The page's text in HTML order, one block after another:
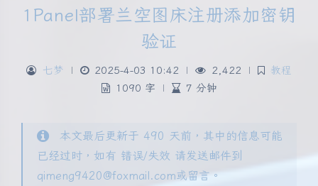
1Panel部署兰空图床注册添加密钥
验证
七梦 | 2025-4-03 10:42 | 2,422 |
教程
1090 字
| 7 分钟
本文最后更新于 490 天前，其中的信息可能
已经过时，如有 错误/失效 请发送邮件到
qimeng9420@foxmail.com或留言。